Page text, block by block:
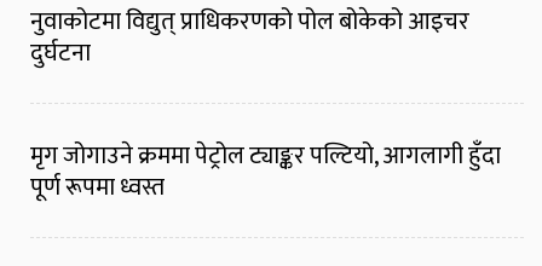
नुवाकोटमा विद्युत् प्राधिकरणको पोल बोकेको आइचर
दुर्घटना
मृग जोगाउने क्रममा पेट्रोल ट्याङ्कर पल्टियो, आगलागी हुँदा
पूर्ण रूपमा ध्वस्त